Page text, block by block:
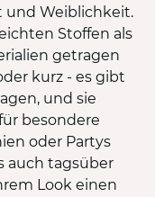
und Weiblichkeit.
Stoffen als
getragen
kurz - es gibt
und sie
besondere
oder Partys
auch tagsüber
Look einen